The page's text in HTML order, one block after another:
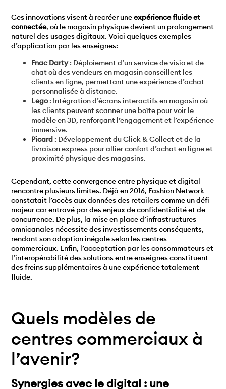
Ces innovations visent à recréer uneexpérience fluide et
connectée, où le magasin physique devient un prolongement
naturel des usages digitaux. Voici quelques exemples
d’application par les enseignes:
Fnac Darty: Déploiement d’un service de visio et de
chat où des vendeurs en magasin conseillent les
clients en ligne, permettant une expérience d’achat
personnalisée à distance.
Lego: Intégration d’écrans interactifs en magasin où
les clients peuvent scanner une boîte pour voir le
modèle en 3D, renforçant l’engagement et l’expérience
immersive.
Picard : Développement du Click & Collect et de la
livraison express pour allier confort d’achat en ligne et
proximité physique des magasins.
Cependant, cette convergence entre physique et digital
rencontre plusieurs limites. Déjà en 2016, Fashion Network
constatait l’accès aux données des retailers comme un défi
majeur car entravé par des enjeux de confidentialité et de
concurrence. De plus, la mise en place d’infrastructures
omnicanales nécessite des investissements conséquents,
rendant son adoption inégale selon les centres
commerciaux. Enfin, l’acceptation par les consommateurs et
l’interopérabilité des solutions entre enseignes constituent
des freins supplémentaires à une expérience totalement
fluide.
Quels modèles de
centres commerciaux à
l’avenir?
Synergies avec le digital : une